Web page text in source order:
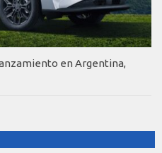
en Argentina,